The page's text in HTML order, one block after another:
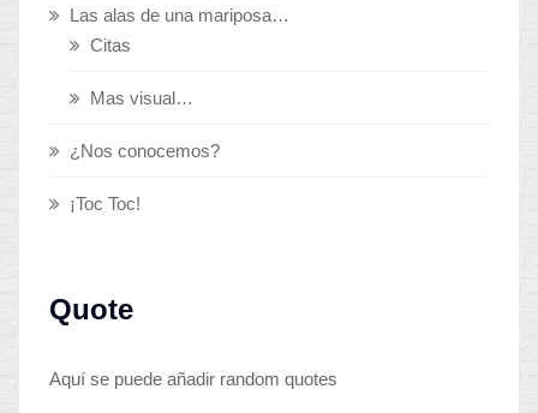
Las alas de una mariposa…
Citas
Mas visual…
¿Nos conocemos?
¡Toc Toc!
Quote
Aquí se puede añadir random quotes